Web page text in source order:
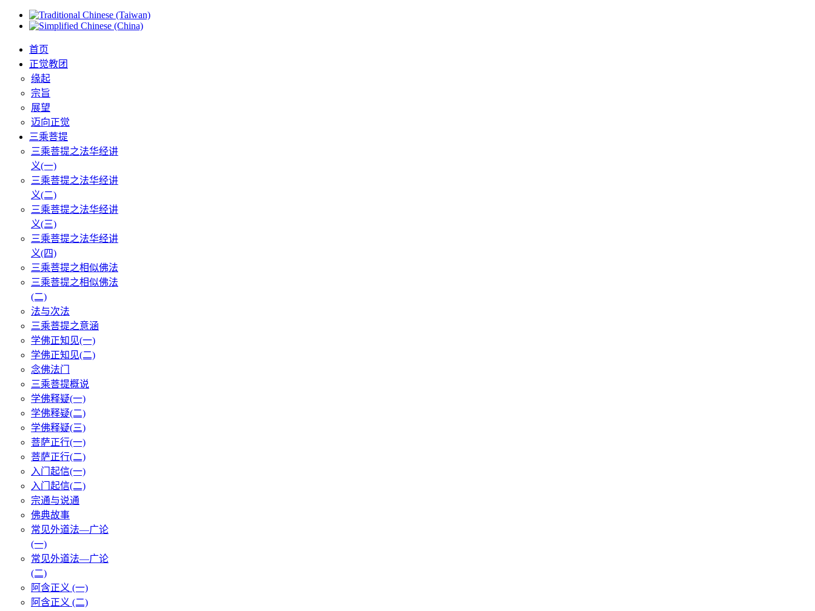
首页
正觉教团
缘起
宗旨
展望
迈向正觉
三乘菩提
三乘菩提之法华经讲
义(一)
三乘菩提之法华经讲
义(二)
三乘菩提之法华经讲
义(三)
三乘菩提之法华经讲
义(四)
三乘菩提之相似佛法
三乘菩提之相似佛法
(二)
法与次法
三乘菩提之意涵
学佛正知见(一)
学佛正知见(二)
念佛法门
三乘菩提概说
学佛释疑(一)
学佛释疑(二)
学佛释疑(三)
菩萨正行(一)
菩萨正行(二)
入门起信(一)
入门起信(二)
宗通与说通
佛典故事
常见外道法—广论
(一)
常见外道法—广论
(二)
阿含正义 (一)
阿含正义 (二)